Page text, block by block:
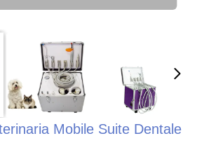
Mobile Suite Dentale